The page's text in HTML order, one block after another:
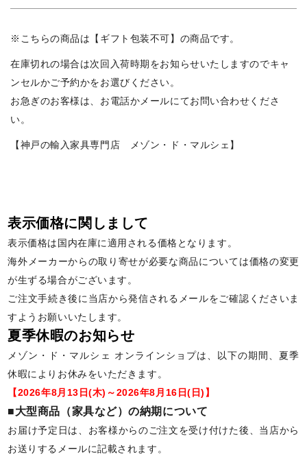
※こちらの商品は【ギフト包装不可】の商品です。
在庫切れの場合は次回入荷時期をお知らせいたしますのでキャ
ンセルかご予約かをお選びください。
お急ぎのお客様は、お電話かメールにてお問い合わせくださ
い。
【神戸の輸入家具専門店 メゾン・ド・マルシェ】
表示価格に関しまして
表示価格は国内在庫に適用される価格となります。
海外メーカーからの取り寄せが必要な商品については価格の変更
が生ずる場合がございます。
ご注文手続き後に当店から発信されるメールをご確認くださいま
すようお願いいたします。
夏季休暇のお知らせ
メゾン・ド・マルシェ オンラインショプは、以下の期間、夏季
休暇によりお休みをいただきます。
【2026年8月13日(木)～2026年8月16日(日)】
■大型商品（家具など）の納期について
お届け予定日は、お客様からのご注文を受け付けた後、当店から
お送りするメールに記載されます。